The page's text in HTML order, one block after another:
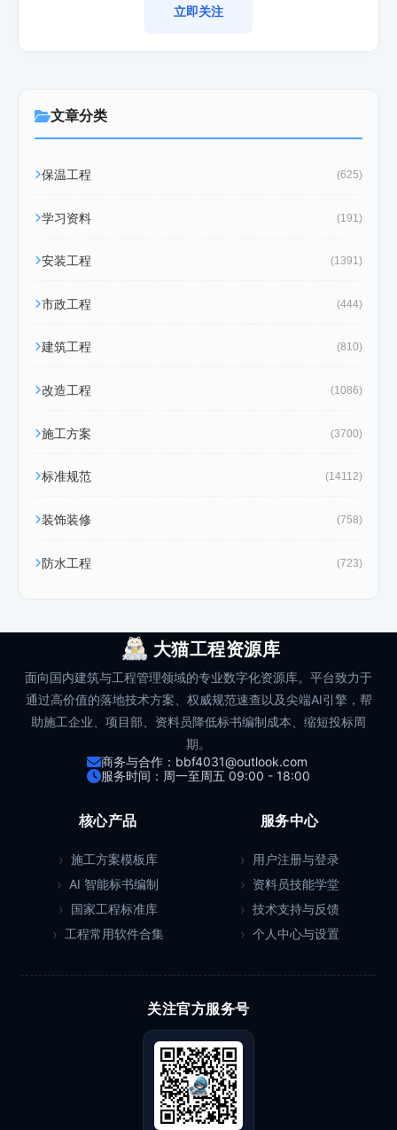
立即关注
文章分类
保温工程 (625)
学习资料 (191)
安装工程 (1391)
市政工程 (444)
建筑工程 (810)
改造工程 (1086)
施工方案 (3700)
标准规范 (14112)
装饰装修 (758)
防水工程 (723)
大猫工程资源库
面向国内建筑与工程管理领域的专业数字化资源库。平台致力于
通过高价值的落地技术方案、权威规范速查以及尖端AI引擎，帮
助施工企业、项目部、资料员降低标书编制成本、缩短投标周
期。
商务与合作：bbf4031@outlook.com
服务时间：周一至周五 09:00 - 18:00
核心产品
施工方案模板库
AI 智能标书编制
国家工程标准库
工程常用软件合集
服务中心
用户注册与登录
资料员技能学堂
技术支持与反馈
个人中心与设置
关注官方服务号